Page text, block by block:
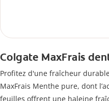
Colgate MaxFrais
Profitez d'une fraîcheur
MaxFrais Menthe pure, dont
feuilles offrent une haleine